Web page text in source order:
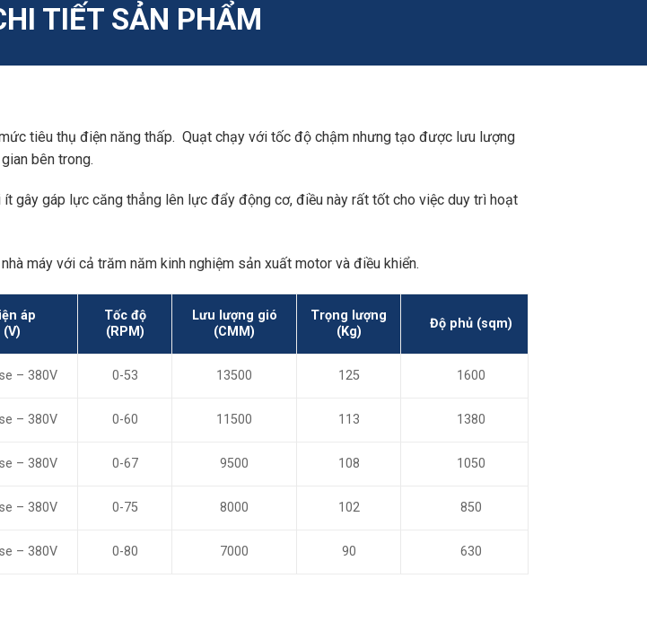
TIẾT SẢN PHẨM
tiêu thụ điện năng thấp. Quạt chạy với tốc độ chậm nhưng tạo được lưu lượng
bên trong.
gây gáp lực căng thẳng lên lực đẩy động cơ, điều này rất tốt cho việc duy trì hoạt
máy với cả trăm năm kinh nghiệm sản xuất motor và điều khiển.
áp
(V)
Tốc độ
(RPM)
Lưu lượng gió
(CMM)
Trọng lượng
(Kg)
Độ phủ (sqm)
– 380V 0-53 13500 125 1600
– 380V 0-60 11500 113 1380
– 380V 0-67 9500 108 1050
– 380V 0-75 8000 102 850
– 380V 0-80 7000 90 630